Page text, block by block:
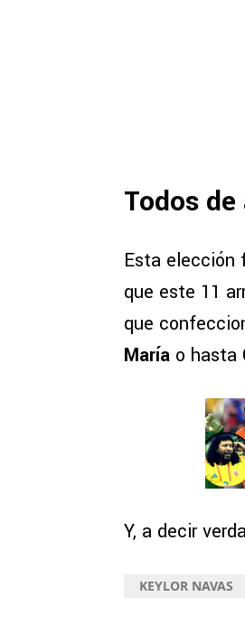
Todos
Esta elección
que este 11
que
María o hasta
Y, a decir
KEYLOR NAVAS